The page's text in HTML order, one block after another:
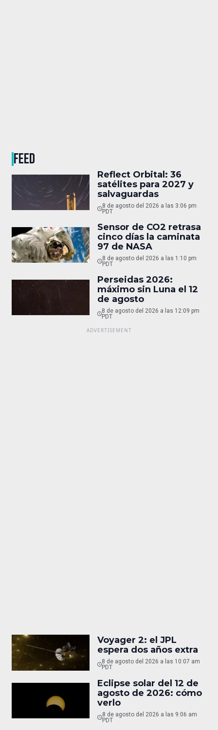
FEED
Reflect Orbital: 36
satélites para 2027 y
salvaguardas
8 de agosto del 2026 a las 3:06 pm
PDT
Sensor de CO2 retrasa
cinco días la caminata
97 de NASA
8 de agosto del 2026 a las 1:10 pm
PDT
Perseidas 2026:
máximo sin Luna el 12
de agosto
8 de agosto del 2026 a las 12:09 pm
PDT
Voyager 2: el JPL
espera dos años extra
8 de agosto del 2026 a las 10:07 am
PDT
Eclipse solar del 12 de
agosto de 2026: cómo
verlo
8 de agosto del 2026 a las 9:06 am
PDT